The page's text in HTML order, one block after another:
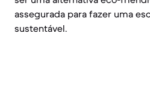
assegurada para fazer uma
sustentável.